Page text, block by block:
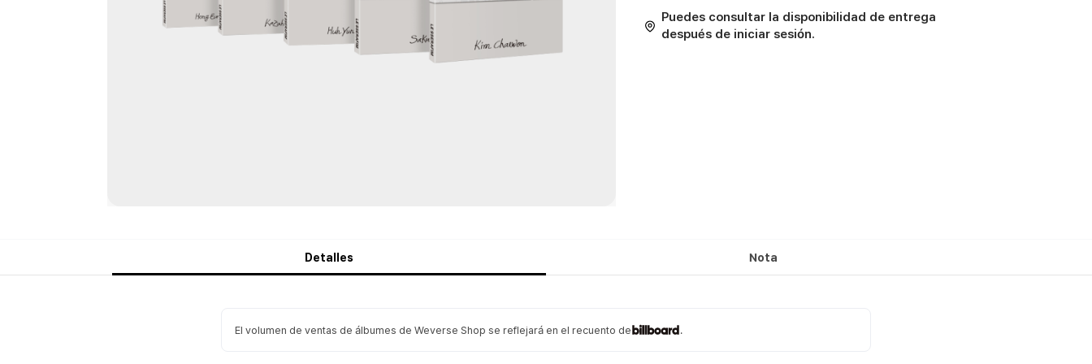
Puedes consultar la disponibilidad de entrega
después de iniciar sesión.
Detalles Nota
El volumen de ventas de álbumes de Weverse Shop se reflejará en el recuento de .